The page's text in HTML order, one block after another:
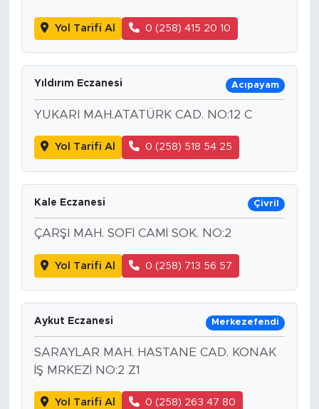
Yol Tarifi Al 0 (258) 415 20 10
Yıldırım Eczanesi Acıpayam
YUKARI MAH.ATATÜRK CAD. NO:12 C
Yol Tarifi Al 0 (258) 518 54 25
Kale Eczanesi Çivril
ÇARŞI MAH. SOFİ CAMİ SOK. NO:2
Yol Tarifi Al 0 (258) 713 56 57
Aykut Eczanesi Merkezefendi
SARAYLAR MAH. HASTANE CAD. KONAK
İŞ MRKEZİ NO:2 Z1
Yol Tarifi Al 0 (258) 263 47 80